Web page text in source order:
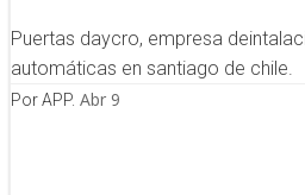
Puertas daycro, empresa
automáticas en santiago de chile.
Por APP. Abr 9